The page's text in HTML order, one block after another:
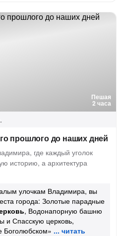
Пешая
2 часа
прошлого до наших дней
где каждый уголок
историю, а архитектура
улочкам Владимира, вы
города: Золотые парадные
, Водонапорную башню
и Спасскую церковь,
Боголюбском»